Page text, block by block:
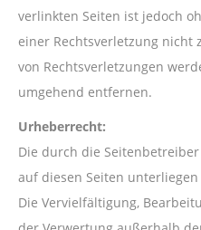
verlinkten Seiten ist jedoch
einer Rechtsverletzung nicht
von Rechtsverletzungen
umgehend entfernen.
Urheberrecht:
Die durch die
auf diesen Seiten
Die Vervielfältigung,